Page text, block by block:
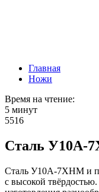
Главная
Ножи
Время на чтение:
5 минут
5516
Сталь У10А-
Сталь У10А-7ХНМ и
с высокой